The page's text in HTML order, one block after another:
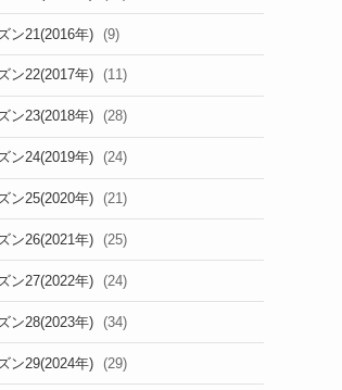
ン21(2016年) (9)
ン22(2017年) (11)
ン23(2018年) (28)
ン24(2019年) (24)
ン25(2020年) (21)
ン26(2021年) (25)
ン27(2022年) (24)
ン28(2023年) (34)
ン29(2024年) (29)